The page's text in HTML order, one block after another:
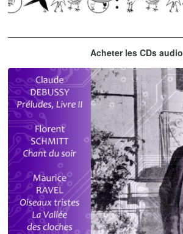
Thelonious MonkAcheter les CDs audio